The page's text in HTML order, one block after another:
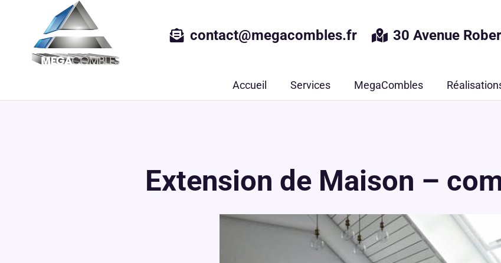
contact@megacombles.fr 30 Avenue
Accueil Services MegaCombles
Extension de Maison –